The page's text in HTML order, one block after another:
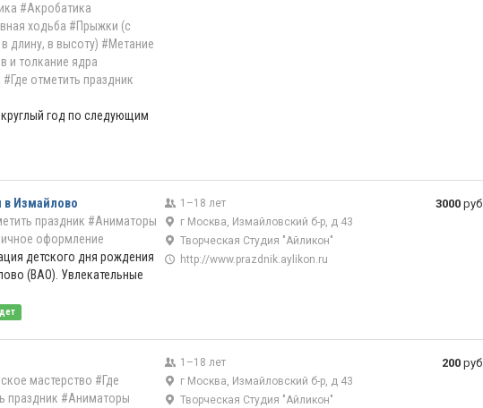
#Акробатика
ходьба #Прыжки (с
длину, в высоту) #Метание
и толкание ядра
#Где отметить праздник
год по следующим
Измайлово
праздник #Аниматоры
оформление
детского дня рождения
(ВАО). Увлекательные
1–18 лет
г Москва, Измайловский б-р, д 43
Творческая Студия "Айликон"
http://www.prazdnik.aylikon.ru
3000
мастерство #Где
праздник #Аниматоры
1–18 лет
г Москва, Измайловский б-р, д 43
Творческая Студия "Айликон"
200